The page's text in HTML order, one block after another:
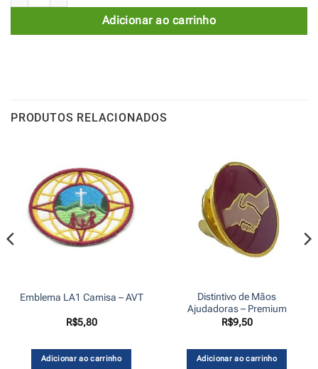
Adicionar ao carrinho
PRODUTOS RELACIONADOS
Emblema LA1 Camisa – AVT
R$5,80
Adicionar ao carrinho
Distintivo de Mãos
Ajudadoras – Premium
R$9,50
Adicionar ao carrinho